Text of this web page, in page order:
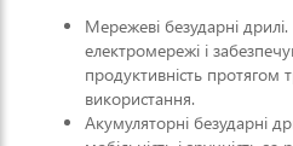
Мережеві безударні
електромережі і
продуктивність протягом
використання.
Акумуляторні безударні